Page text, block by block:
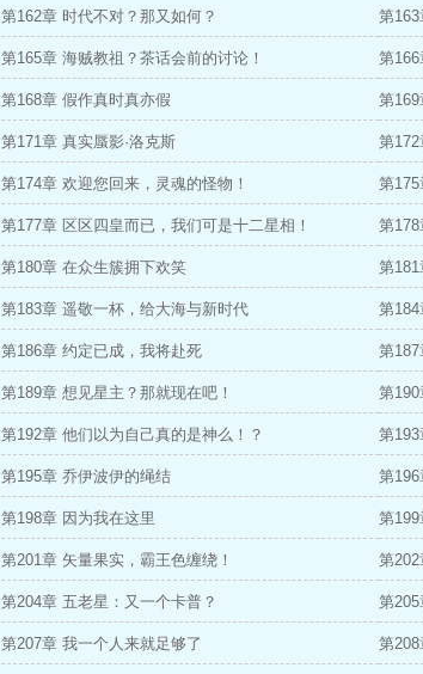
第162章 时代不对？那又如何？ 第163
第165章 海贼教祖？茶话会前的讨论！ 第166
第168章 假作真时真亦假 第
第171章 真实蜃影·洛克斯 第
第174章 欢迎您回来，灵魂的怪物！ 第175
第177章 区区四皇而已，我们可是十二星相！ 第178
第180章 在众生簇拥下欢笑 第181
第183章 遥敬一杯，给大海与新时代 第
第186章 约定已成，我将赴死 第187
第189章 想见星主？那就现在吧！ 第190
第192章 他们以为自己真的是神么！？ 第193
第195章 乔伊波伊的绳结 第
第198章 因为我在这里 第199
第201章 矢量果实，霸王色缠绕！ 第202
第204章 五老星：又一个卡普？ 第
第207章 我一个人来就足够了 第